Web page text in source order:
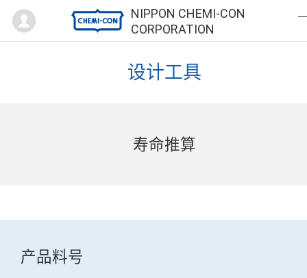
NIPPON CHEMI-CON
CORPORATION
Mypage
设计工具
寿命推算
产品料号